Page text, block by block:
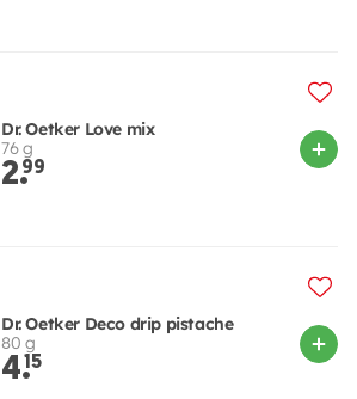
Dr. Oetker Love mix
76 g
2.99
Dr. Oetker Deco drip pistache
80 g
4.15